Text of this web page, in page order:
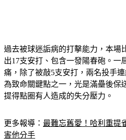
過去被球迷詬病的打擊能力，本場
出17支安打、包含一發陽春砲。一
痛，除了被敲5支安打，兩名投手
為致命關鍵點之一，光是滿壘後保
提得點圈有人造成的失分壓力。
更多報導： 最難忘舊愛！哈利重提
害他分手